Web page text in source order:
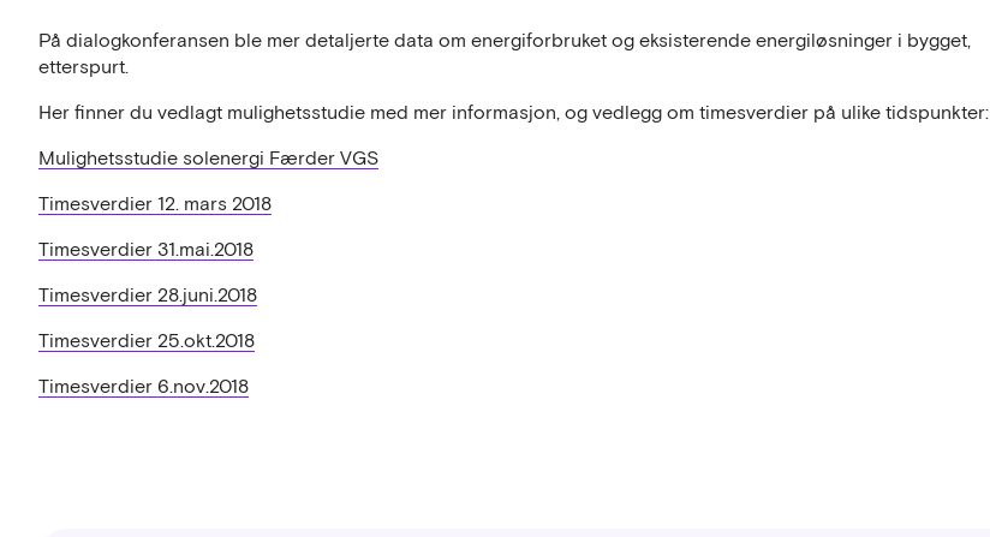
På dialogkonferansen ble mer detaljerte data om energiforbruket og eksisterende energiløsninger i bygget,
etterspurt.
Her finner du vedlagt mulighetsstudie med mer informasjon, og vedlegg om timesverdier på ulike tidspunkter:
Mulighetsstudie solenergi Færder VGS
Timesverdier 12. mars 2018
Timesverdier 31.mai.2018
Timesverdier 28.juni.2018
Timesverdier 25.okt.2018
Timesverdier 6.nov.2018